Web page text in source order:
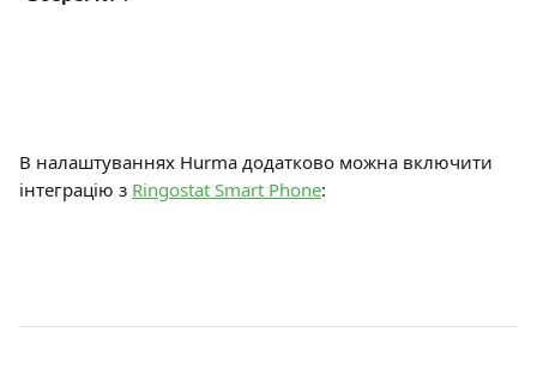
В налаштуваннях Hurma додатково можна включити
інтеграцію з Ringostat Smart Phone: